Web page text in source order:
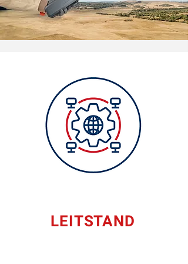
LEITSTAND